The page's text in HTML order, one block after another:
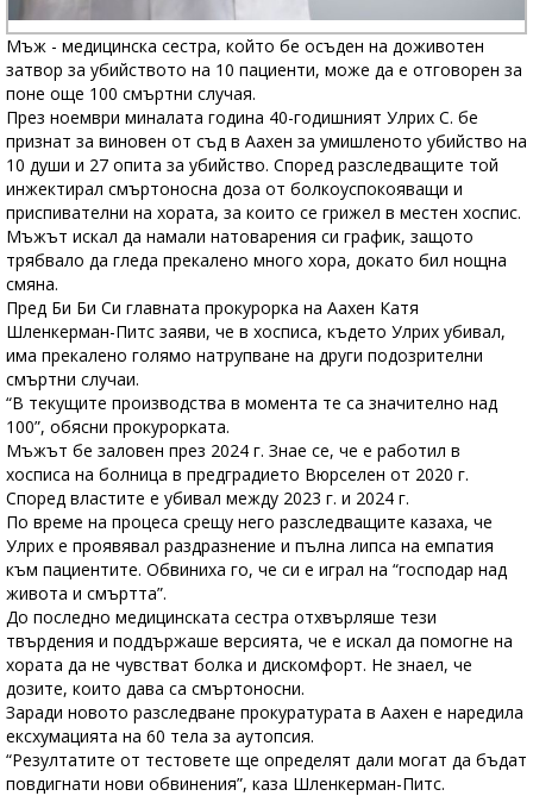
Мъж - медицинска сестра, който бе осъден на доживотен
затвор за убийството на 10 пациенти, може да е отговорен за
поне още 100 смъртни случая.
През ноември миналата година 40-годишният Улрих С. бе
признат за виновен от съд в Аахен за умишленото убийство на
10 души и 27 опита за убийство. Според разследващите той
инжектирал смъртоносна доза от болкоуспокояващи и
приспивателни на хората, за които се грижел в местен хоспис.
Мъжът искал да намали натоварения си график, защото
трябвало да гледа прекалено много хора, докато бил нощна
смяна.
Пред Би Би Си главната прокурорка на Аахен Катя
Шленкерман-Питс заяви, че в хосписа, където Улрих убивал,
има прекалено голямо натрупване на други подозрителни
смъртни случаи.
“В текущите производства в момента те са значително над
100”, обясни прокурорката.
Мъжът бе заловен през 2024 г. Знае се, че е работил в
хосписа на болница в предградието Вюрселен от 2020 г.
Според властите е убивал между 2023 г. и 2024 г.
По време на процеса срещу него разследващите казаха, че
Улрих е проявявал раздразнение и пълна липса на емпатия
към пациентите. Обвиниха го, че си е играл на “господар над
живота и смъртта”.
До последно медицинската сестра отхвърляше тези
твърдения и поддържаше версията, че е искал да помогне на
хората да не чувстват болка и дискомфорт. Не знаел, че
дозите, които дава са смъртоносни.
Заради новото разследване прокуратурата в Аахен е наредила
ексхумацията на 60 тела за аутопсия.
“Резултатите от тестовете ще определят дали могат да бъдат
повдигнати нови обвинения”, каза Шленкерман-Питс.